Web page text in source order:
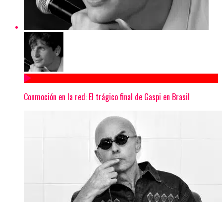
Conmoción en la red: El trágico final de Gaspi en Brasil